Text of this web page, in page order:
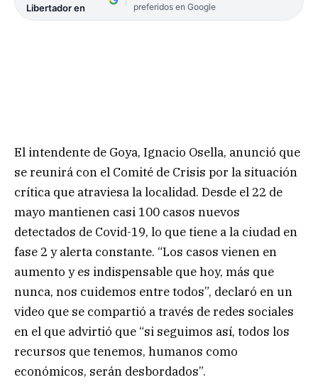
Libertador en
preferidos en Google
El intendente de Goya, Ignacio Osella, anunció que
se reunirá con el Comité de Crisis por la situación
crítica que atraviesa la localidad. Desde el 22 de
mayo mantienen casi 100 casos nuevos
detectados de Covid-19, lo que tiene a la ciudad en
fase 2 y alerta constante. “Los casos vienen en
aumento y es indispensable que hoy, más que
nunca, nos cuidemos entre todos”, declaró en un
video que se compartió a través de redes sociales
en el que advirtió que “si seguimos así, todos los
recursos que tenemos, humanos como
económicos, serán desbordados”.